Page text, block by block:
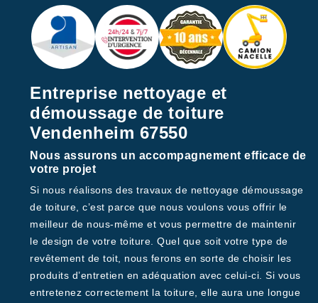
Entreprise nettoyage et
démoussage de toiture
Vendenheim 67550
Nous assurons un accompagnement efficace de
votre projet
Si nous réalisons des travaux de nettoyage démoussage
de toiture, c’est parce que nous voulons vous offrir le
meilleur de nous-même et vous permettre de maintenir
le design de votre toiture. Quel que soit votre type de
revêtement de toit, nous ferons en sorte de choisir les
produits d’entretien en adéquation avec celui-ci. Si vous
entretenez correctement la toiture, elle aura une longue